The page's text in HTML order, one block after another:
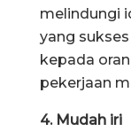
melindungi
yang
kepada
pekerjaan
4. Mudah iri